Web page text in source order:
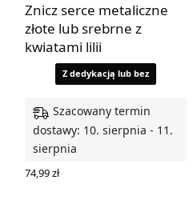
Znicz serce metaliczne
złote lub srebrne z
kwiatami lilii
Z dedykacją lub bez
Szacowany termin
dostawy: 10. sierpnia - 11.
sierpnia
74,99zł